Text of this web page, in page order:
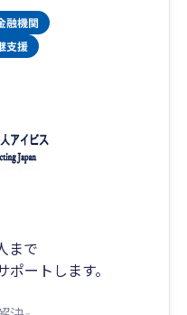
まで
ートします。